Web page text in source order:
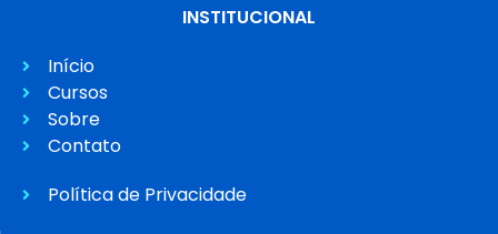
INSTITUCIONAL
Início
Cursos
Sobre
Contato
Política de Privacidade